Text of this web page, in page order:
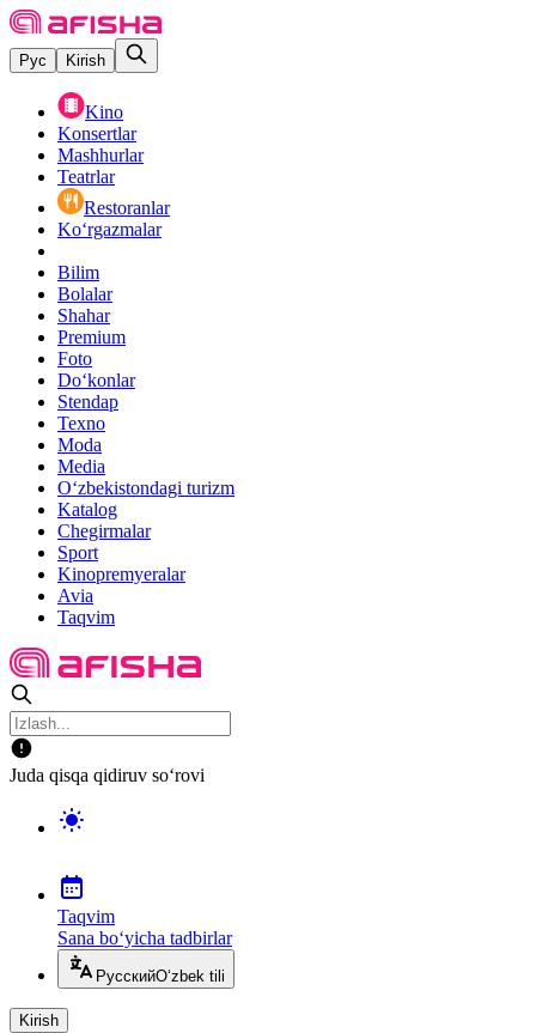
Рус Kirish
Kino
Konsertlar
Mashhurlar
Teatrlar
Restoranlar
Ko‘rgazmalar
Bilim
Bolalar
Shahar
Premium
Foto
Do‘konlar
Stendap
Texno
Moda
Media
O‘zbekistondagi turizm
Katalog
Chegirmalar
Sport
Kinopremyeralar
Avia
Taqvim
Juda qisqa qidiruv so‘rovi
Taqvim
Sana bo‘yicha tadbirlar
РусскийO‘zbek tili
Kirish